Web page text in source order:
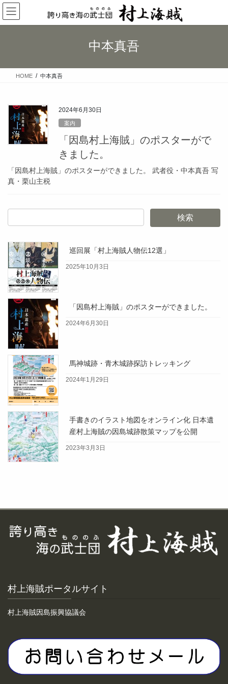
コ
ン
テ
ス
ナ
ビ
ゲ
ン
中本真吾
HOME 中本真吾
2024年6月30日
案内
「因島村上海賊」のポスターがで
きました。
「因島村上海賊」のポスターができました。 武者役・中本真吾 写
真・栗山主税
巡回展「村上海賊人物伝12選」
2025年10月3日
「因島村上海賊」のポスターができました。
2024年6月30日
馬神城跡・青木城跡探訪トレッキング
2024年1月29日
手書きのイラスト地図をオンライン化 日本遺
産村上海賊の因島城跡散策マップを公開
2023年3月3日
村上海賊ポータルサイト
村上海賊因島振興協議会